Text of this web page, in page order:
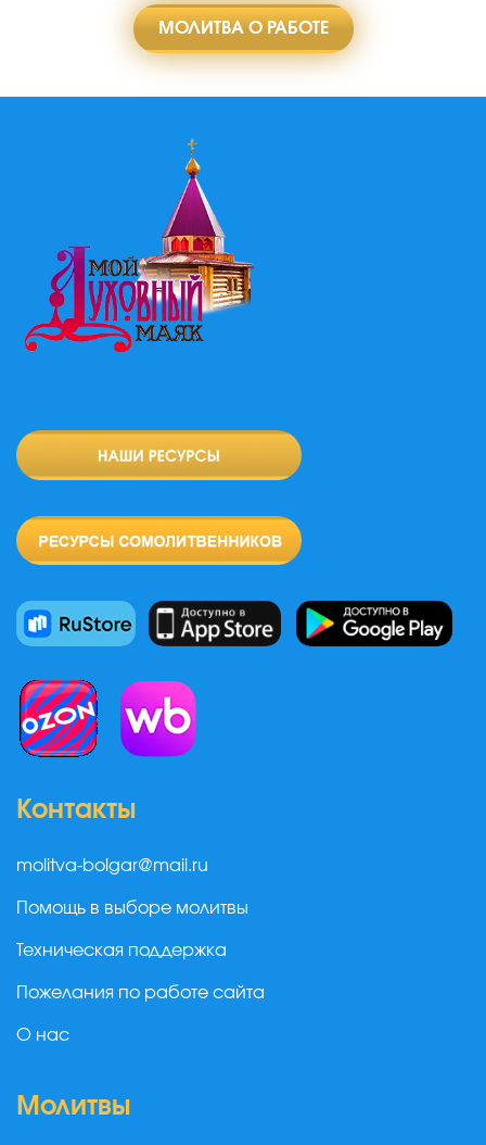
МОЛИТВА О РАБОТЕ
Контакты
molitva-bolgar@mail.ru
Помощь в выборе молитвы
Техническая поддержка
Пожелания по работе сайта
О нас
Молитвы